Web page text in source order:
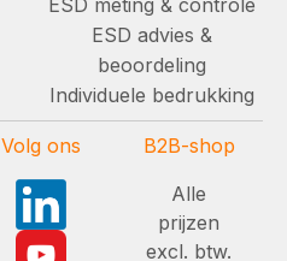
ESD advies &
beoordeling
Individuele bedrukking
Volg ons
B2B-shop
Alle
prijzen
excl. btw.